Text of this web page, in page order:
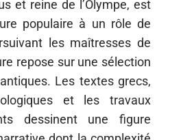
et reine de l’Olympe, est
populaire à un rôle de
les maîtresses de
repose sur une sélection
Les textes grecs,
et les travaux
dessinent une figure